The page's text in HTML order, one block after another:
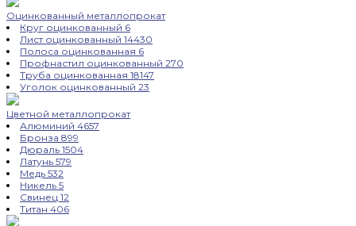
Оцинкованный металлопрокат
Круг оцинкованный 6
Лист оцинкованный 14430
Полоса оцинкованная 6
Профнастил оцинкованный 270
Труба оцинкованная 18147
Уголок оцинкованный 23
Цветной металлопрокат
Алюминий 4657
Бронза 899
Дюраль 1504
Латунь 579
Медь 532
Никель 5
Свинец 12
Титан 406